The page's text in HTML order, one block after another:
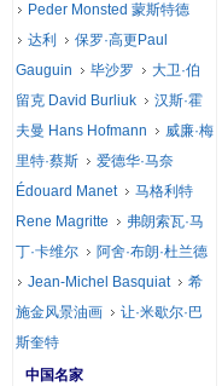
Peder Monsted 蒙斯特德
达利
保罗·高更Paul
Gauguin
毕沙罗
大卫·伯
留克 David Burliuk
汉斯·霍
夫曼 Hans Hofmann
威廉·梅
里特·蔡斯
爱德华·马奈
Édouard Manet
马格利特
Rene Magritte
弗朗索瓦·马
丁·卡维尔
阿舍·布朗·杜兰德
Jean-Michel Basquiat
希
施金风景油画
让·米歇尔·巴
斯奎特
中国名家